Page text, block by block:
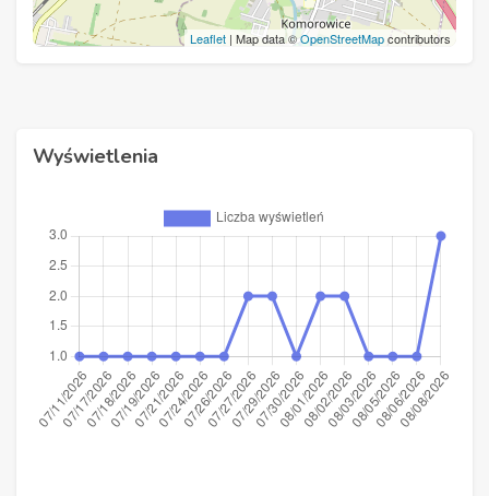
Leaflet | Map data ©OpenStreetMapcontributors
Wyświetlenia